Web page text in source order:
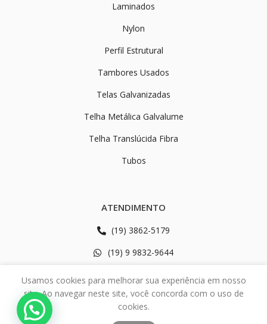
Laminados
Nylon
Perfil Estrutural
Tambores Usados
Telas Galvanizadas
Telha Metálica Galvalume
Telha Translúcida Fibra
Tubos
ATENDIMENTO
(19) 3862-5179
(19) 9 9832-9644
(19) 9 9834-6565
Rodovia SP 340 Km 161 - 2402
Jd. Maria B. Bordignon - Mogi Mirim/SP
Usamos cookies para melhorar sua experiência em nosso
site. Ao navegar neste site, você concorda com o uso de
cookies.